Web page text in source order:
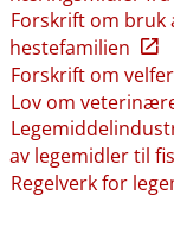
Forskrift om bruk
hestefamilien
Forskrift om
Lov om
av legemidler til
Regelverk for